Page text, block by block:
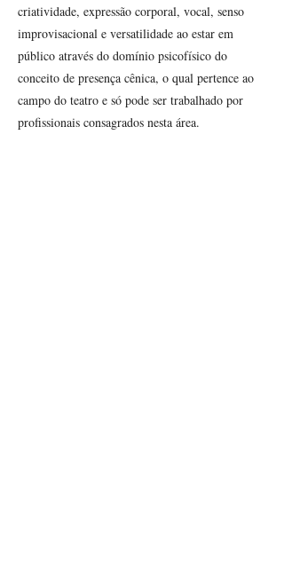
criatividade, expressão corporal, vocal, senso
improvisacional e versatilidade ao estar em
público através do domínio psicofísico do
conceito de presença cênica, o qual pertence ao
campo do teatro e só pode ser trabalhado por
profissionais consagrados nesta área.